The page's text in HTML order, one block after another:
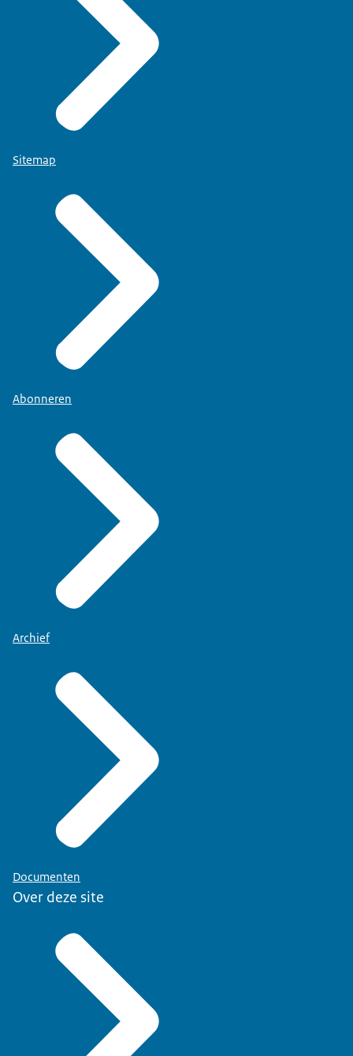
Sitemap
Abonneren
Archief
Documenten
Over deze site